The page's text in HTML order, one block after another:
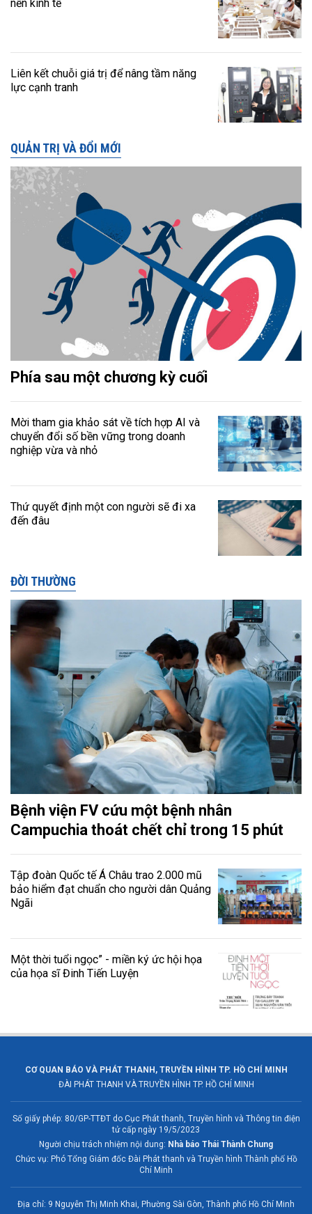
nền kinh tế
Liên kết chuỗi giá trị để nâng tầm năng
lực cạnh tranh
QUẢN TRỊ VÀ ĐỔI MỚI
Phía sau một chương kỳ cuối
Mời tham gia khảo sát về tích hợp AI và
chuyển đổi số bền vững trong doanh
nghiệp vừa và nhỏ
Thứ quyết định một con người sẽ đi xa
đến đâu
ĐỜI THƯỜNG
Bệnh viện FV cứu một bệnh nhân
Campuchia thoát chết chỉ trong 15 phút
Tập đoàn Quốc tế Á Châu trao 2.000 mũ
bảo hiểm đạt chuẩn cho người dân Quảng
Ngãi
Một thời tuổi ngọc” - miền ký ức hội họa
của họa sĩ Đinh Tiến Luyện
CƠ QUAN BÁO VÀ PHÁT THANH, TRUYỀN HÌNH TP. HỒ CHÍ MINH
ĐÀI PHÁT THANH VÀ TRUYỀN HÌNH TP. HỒ CHÍ MINH
Số giấy phép: 80/GP-TTĐT do Cục Phát thanh, Truyền hình và Thông tin điện
tử cấp ngày 19/5/2023
Người chịu trách nhiệm nội dung: Nhà báo Thái Thành Chung
Chức vụ: Phó Tổng Giám đốc Đài Phát thanh và Truyền hình Thành phố Hồ
Chí Minh
Địa chỉ: 9 Nguyễn Thị Minh Khai, Phường Sài Gòn, Thành phố Hồ Chí Minh